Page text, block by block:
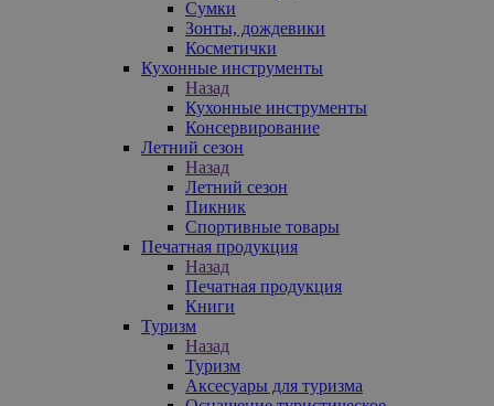
Сумки
Зонты, дождевики
Косметички
Кухонные инструменты
Назад
Кухонные инструменты
Консервирование
Летний сезон
Назад
Летний сезон
Пикник
Спортивные товары
Печатная продукция
Назад
Печатная продукция
Книги
Туризм
Назад
Туризм
Аксесуары для туризма